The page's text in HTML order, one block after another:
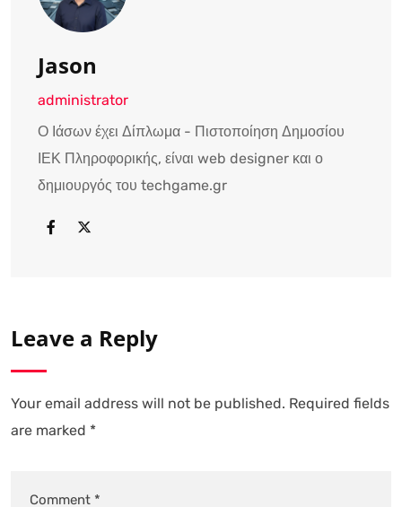
Jason
administrator
Ο Ιάσων έχει Δίπλωμα - Πιστοποίηση Δημοσίου
ΙΕΚ Πληροφορικής, είναι web designer και ο
δημιουργός του techgame.gr
Leave a Reply
Your email address will not be published. Required fields
are marked *